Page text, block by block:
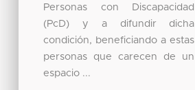
Personas con Discapacidad
(PcD) y a difundir dicha
condición, beneficiando a estas
personas que carecen de un
espacio ...